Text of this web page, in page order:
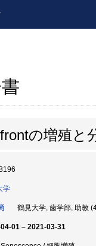
の増殖と
学
鶴見大学, 歯学部, 助教
01 – 2021-03-31